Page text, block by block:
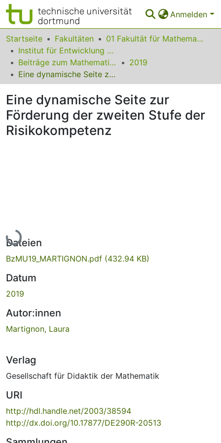
Anmelden
Bereiche & Sammlungen
Das gesamte Repositorium
Statistiken
FAQ
Leitlinien
Zurück zur Startseite
Startseite Fakultäten
01 Fakultät für Mathematik
Institut für Entwicklung und Erforschung des Mathematikunterrichts
Beiträge zum Mathematikunterricht
2019
Eine dynamische Seite zur Förderung der zweiten Stufe der Risikokompetenz
Eine dynamische Seite zur
Förderung der zweiten Stufe der
Risikokompetenz
Lade...
Dateien
BzMU19_MARTIGNON.pdf (432.94 KB)
Datum
2019
Autor:innen
Martignon, Laura
Verlag
Gesellschaft für Didaktik der Mathematik
URI
http://hdl.handle.net/2003/38594
http://dx.doi.org/10.17877/DE290R-20513